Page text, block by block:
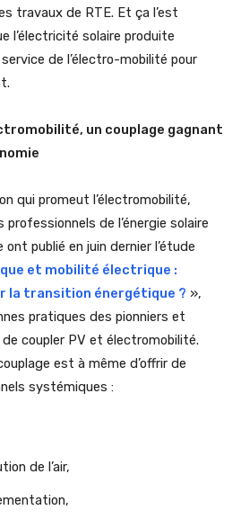
travaux de RTE. Et ça l’est
l’électricité solaire produite
de l’électro-mobilité pour
un couplage gagnant
qui promeut l’électromobilité,
de l’énergie solaire
publié en juin dernier l’étude
et mobilité électrique :
la transition énergétique ? »,
pratiques des pionniers et
coupler PV et électromobilité.
est à même d’offrir de
systémiques :
de l’air,